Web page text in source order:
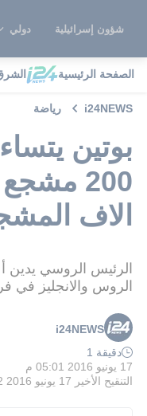
شؤون إسرائيلية دولي
الصفحة الرئيسية
i24NEWS رياضة
بوتين
200
الاف
الرئيس الروسي يدين
الروس والانجليز في
i24NEWS
دقيقة 1
17 يونيو 2016 05:01 م
التنقيح الأخير 17 يونيو 2016 05:02 م